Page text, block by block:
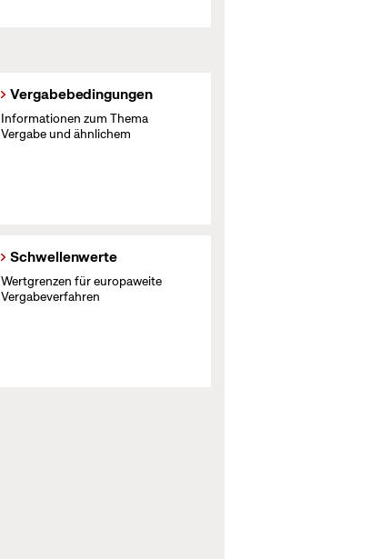
Vergabebedingungen
Informationen zum Thema
Vergabe und ähnlichem
Schwellenwerte
Wertgrenzen für europaweite
Vergabeverfahren